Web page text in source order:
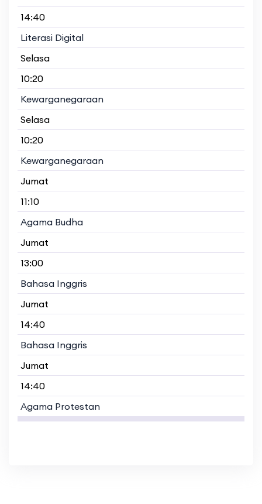
14:40
Literasi Digital
Selasa
10:20
Kewarganegaraan
Selasa
10:20
Kewarganegaraan
Jumat
11:10
Agama Budha
Jumat
13:00
Bahasa Inggris
Jumat
14:40
Bahasa Inggris
Jumat
14:40
Agama Protestan